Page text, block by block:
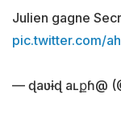
Julien gagne
pic.twitter.com/
— ɖaʋɨɖ aʟքɦ@